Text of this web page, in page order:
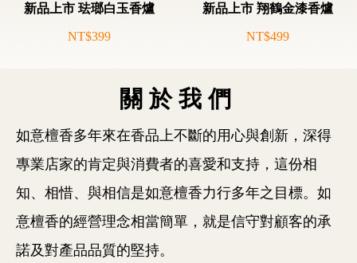
新品上市 珐瑯白玉香爐
NT$399
新品上市 翔鶴金漆香爐
NT$499
關於我們
如意檀香多年來在香品上不斷的用心與創新，深得
專業店家的肯定與消費者的喜愛和支持，這份相
知、相惜、與相信是如意檀香力行多年之目標。如
意檀香的經營理念相當簡單，就是信守對顧客的承
諾及對產品品質的堅持。